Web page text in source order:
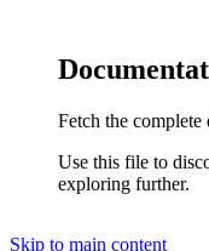
Fetch the
Use this file to
exploring further.
Skip to main content